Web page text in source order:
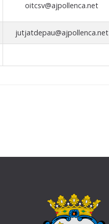
oitcsv@ajpollenca.net
jutjatdepau@ajpollenca.net